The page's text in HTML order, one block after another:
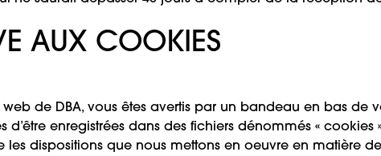
AUX COOKIES
de DBA, vous êtes avertis par un bandeau en bas de
enregistrées dans des fichiers dénommés « cookies
dispositions que nous mettons en oeuvre en matière